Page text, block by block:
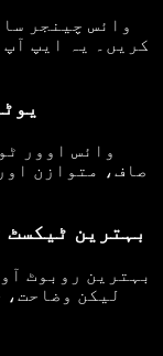
وائس چینجر
کریں۔ یہ ایپ آپ
صاف، متوازن
بہترین
بہترین روبوٹ
لیکن وضاحت،